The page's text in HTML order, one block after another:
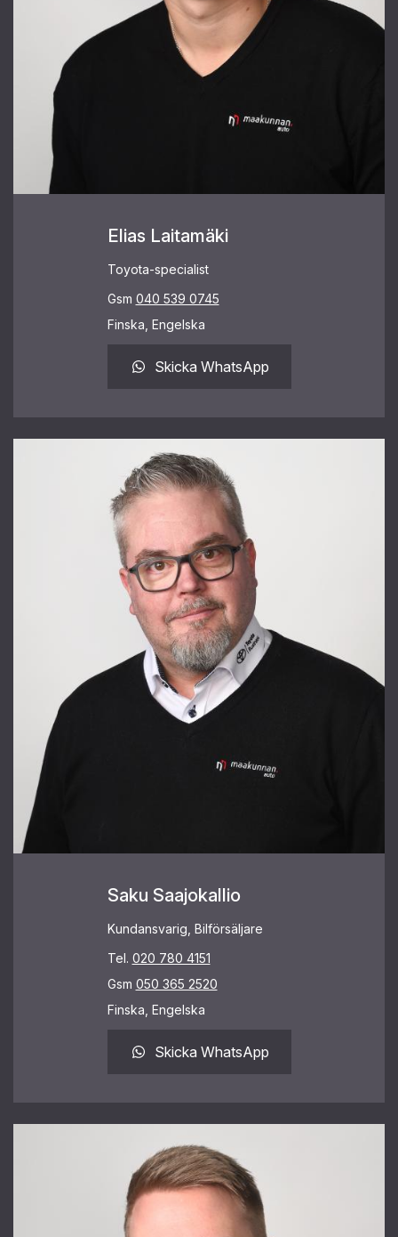
Elias Laitamäki
Toyota-specialist
Gsm 040 539 0745
Finska, Engelska
Skicka WhatsApp
Saku Saajokallio
Kundansvarig, Bilförsäljare
Tel. 020 780 4151
Gsm 050 365 2520
Finska, Engelska
Skicka WhatsApp